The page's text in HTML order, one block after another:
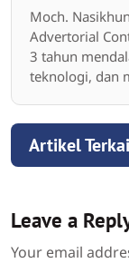
Moch.
Advertorial
3 tahun
teknologi, dan
Artikel
Leave a
Your email